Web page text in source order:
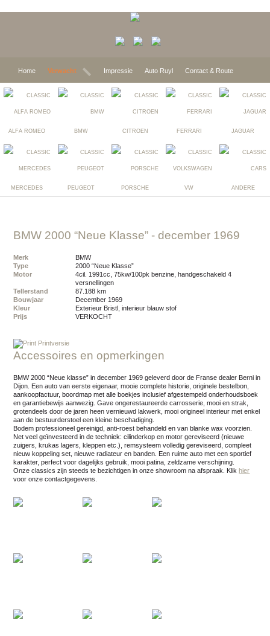
Home Verwacht Impressie Auto Ruyl Contact & Route
ALFA ROMEO BMW CITROEN FERRARI JAGUAR
MERCEDES PEUGEOT PORSCHE VW ANDERE
BMW 2000 “Neue Klasse” - december 1969
Merk
BMW
Type
2000 “Neue Klasse”
Motor
4cil. 1991cc, 75kw/100pk benzine, handgeschakeld 4
versnellingen
Tellerstand
87.188 km
Bouwjaar
december 1969
Kleur
exterieur Bristl, interieur blauw stof
Prijs
VERKOCHT
Printversie
Accessoires en opmerkingen
BMW 2000 “Neue klasse” in december 1969 geleverd door de Franse dealer Berni in
Dijon. Een auto van eerste eigenaar, mooie complete historie, originele bestelbon,
aankoopfactuur, boordmap met alle boekjes inclusief afgestempeld onderhoudsboek
en garantiebewijs aanwezig. Gave ongerestaureerde carrosserie, mooi en strak,
grotendeels door de jaren heen vernieuwd lakwerk, mooi origineel interieur met enkel
aan de bestuurderstoel een kleine beschadiging.
Bodem professioneel gereinigd, anti-roest behandeld en van blanke wax voorzien.
Net veel geïnvesteerd in de techniek: cilinderkop en motor gereviseerd (nieuwe
zuigers, krukas lagers, kleppen etc.), remsysteem volledig gereviseerd, compleet
nieuw koppeling set, nieuwe radiateur en banden. Een ruime auto met een sportief
karakter, perfect voor dagelijks gebruik, mooi patina, zeldzame verschijning.
Onze classics zijn steeds te bezichtigen in onze showroom na afspraak.
Klik hier
voor onze contactgegevens.